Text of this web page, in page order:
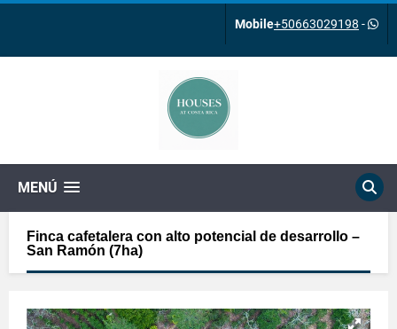
Mobile+50663029198 -
MENÚ
Finca cafetalera con alto potencial de desarrollo –
San Ramón (7ha)